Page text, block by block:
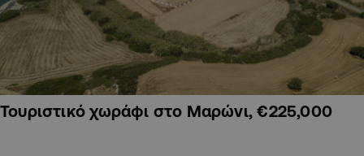
Τουριστικό χωράφι στο Μαρώνι, €225,000